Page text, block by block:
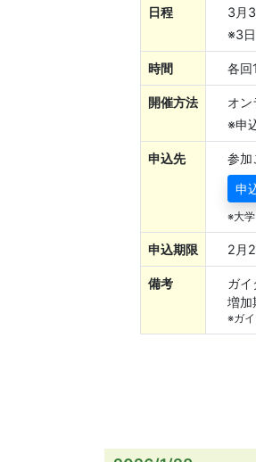
日程
3月
※3日
時間 各回
開催方法
オン
※申
申込先
参加
申
※大
申込期限 2月
備考 ガイ
増加
※ガ